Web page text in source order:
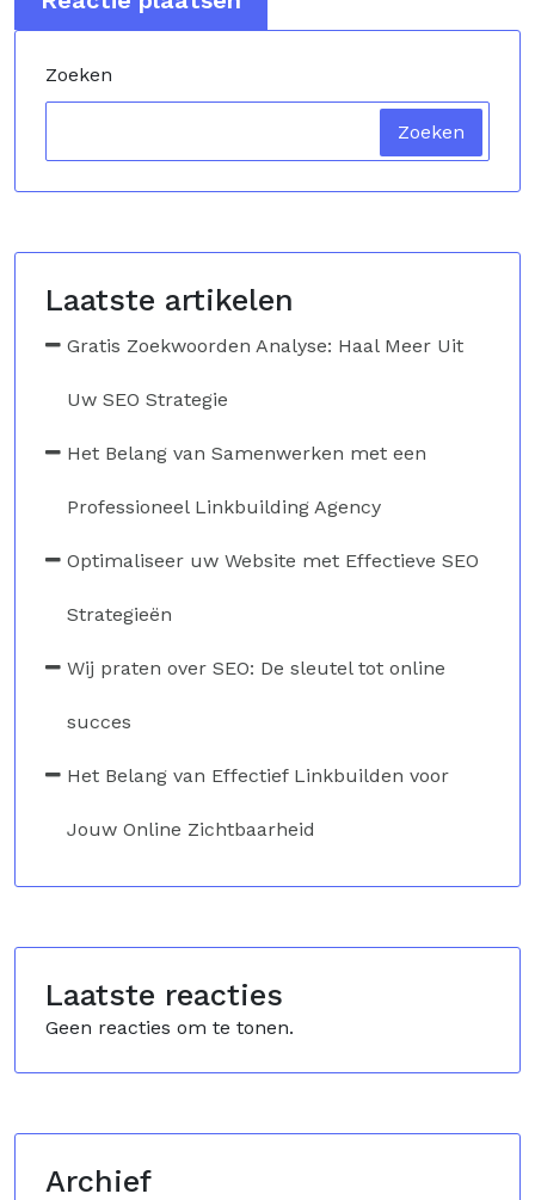
Zoeken
Zoeken
Laatste artikelen
Gratis Zoekwoorden Analyse: Haal Meer Uit
Uw SEO Strategie
Het Belang van Samenwerken met een
Professioneel Linkbuilding Agency
Optimaliseer uw Website met Effectieve SEO
Strategieën
Wij praten over SEO: De sleutel tot online
succes
Het Belang van Effectief Linkbuilden voor
Jouw Online Zichtbaarheid
Laatste reacties
Geen reacties om te tonen.
Archief